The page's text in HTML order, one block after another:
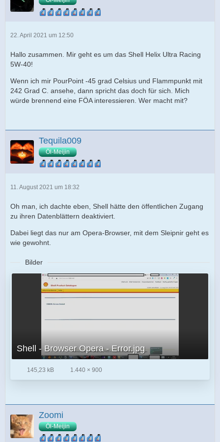
22. April 2021 um 12:50
Hallo zusammen. Mir geht es um das Shell Helix Ultra Racing
5W-40!
Wenn ich mir PourPoint -45 grad Celsius und Flammpunkt mit
242 Grad C. ansehe, dann spricht das doch für sich. Mich
würde brennend eine FÖA interessieren. Wer macht mit?
Tequila009
Öl-Meijin
11. August 2021 um 18:32
Oh man, ich dachte eben, Shell hätte den öffentlichen Zugang
zu ihren Datenblättern deaktiviert.
Dabei liegt das nur am Opera-Browser, mit dem Sleipnir geht es
wie gewohnt.
Bilder
Shell - Browser Opera - Error.jpg
145,23 kB 1.440 × 900
Zoomi
Öl-Meijin